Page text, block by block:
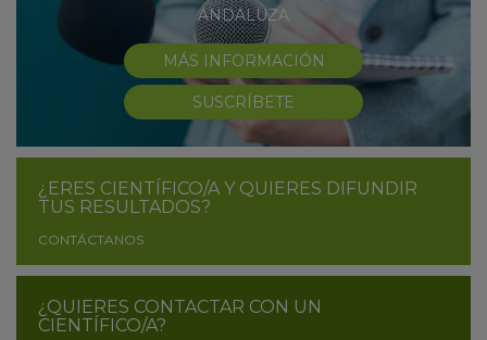
ANDALUZA
MÁS INFORMACIÓN
SUSCRÍBETE
¿ERES CIENTÍFICO/A Y QUIERES DIFUNDIR
TUS RESULTADOS?
CONTÁCTANOS
¿QUIERES CONTACTAR CON UN
CIENTÍFICO/A?